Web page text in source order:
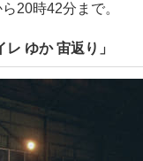
20時42分まで。
ゆか 宙返り」